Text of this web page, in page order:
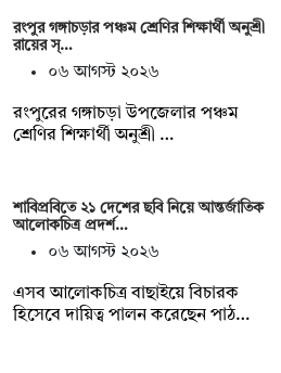
রংপুর গঙ্গাচড়ার পঞ্চম শ্রেণির শিক্ষার্থী অনুশ্রী
রায়ের স্…
০৬ আগস্ট ২০২৬
রংপুরের গঙ্গাচড়া উপজেলার পঞ্চম
শ্রেণির শিক্ষার্থী অনুশ্রী …
শাবিপ্রবিতে ২১ দেশের ছবি নিয়ে আন্তর্জাতিক
আলোকচিত্র প্রদর্শ…
০৬ আগস্ট ২০২৬
এসব আলোকচিত্র বাছাইয়ে বিচারক
হিসেবে দায়িত্ব পালন করেছেন পাঠ…